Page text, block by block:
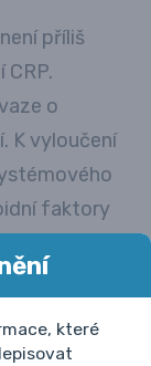
příliš
o
K vyloučení
faktory
Má také
které